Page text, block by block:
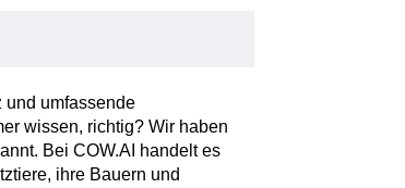
und umfassende
wissen, richtig? Wir haben
Bei COW.AI handelt es
ihre Bauern und